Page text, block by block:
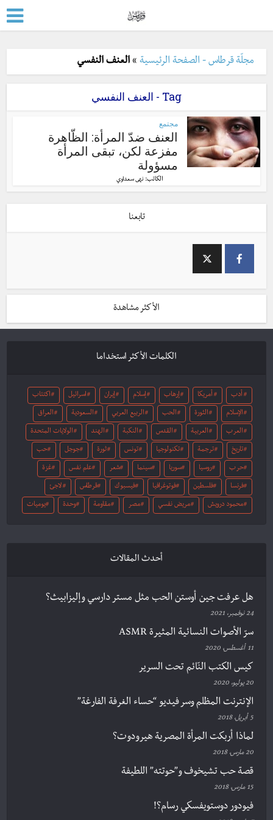
مجلّة قرطاس - الصفحة الرئيسية »العنف النفسي
Tag - العنف النفسي
مجتمع
العنف ضدّ المرأة: الظّاهرة
مفزعة لكن، تبقى المرأة
مسؤولة
الكاتب:نهى سعداوي
تابعنا
الأكثر مشاهدة
الكلمات الأكثر استخداما
أدب أمريكا إرهاب إسلام إيران اسرائيل اكتئاب
الإسلام الثورة الحب الربيع العربي السعودية العراق
العرب العربية القدس النكبة الهند الولايات المتحدة
تاريخ ترجمة تكنولوجيا تونس ثورة جوجل حب
حرب روسيا سوريا سينما شعر علم نفس غزة
فرنسا فلسطين فوتوغرافيا فيسبوك قرطاس لاجئ
محمود درويش مريض نفسي مصر مقاومة وحدة يوميات
أحدث المقالات
هل عرفت جين أوستن الحب مثل مستر دارسي وإليزابيث؟
24 نوفمبر، 2021
سرّ الأصوات النسائية المثيرة ASMR
11 أغسطس، 2020
كيس الكتب النّائم تحت السرير
20 يوليو، 2020
الإنترنت المظلم وسر فيديو “حساء الغرفة الفارغة”
5 أبريل، 2018
لماذا أربكت المرأة المصرية هيرودوت؟
20 مارس، 2018
قصة حب تشيخوف و”حوتته” اللطيفة
15 مارس، 2018
فيودور دوستويفسكي رسام؟!